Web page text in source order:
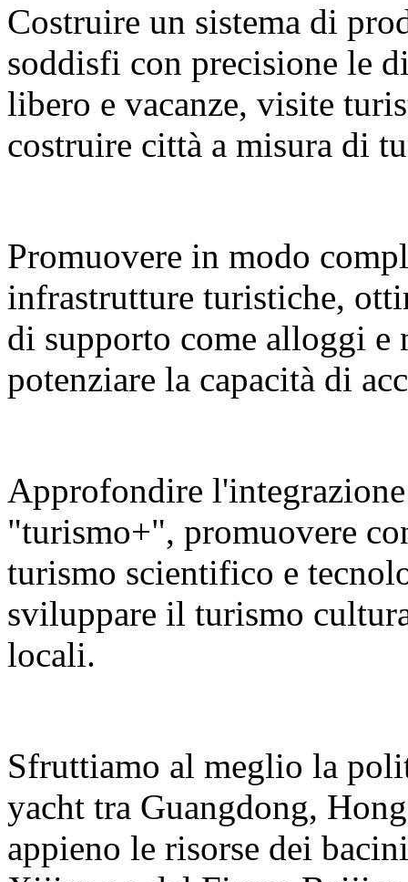
Costruire un sistema di
soddisfi con precisione le
libero e vacanze, visite
costruire città a misura di
Promuovere in modo
infrastrutture turistiche,
di supporto come alloggi e
potenziare la capacità di
Approfondire
"turismo+", promuovere
turismo scientifico e
sviluppare il turismo
locali.
Sfruttiamo al meglio la
yacht tra Guangdong,
appieno le risorse dei